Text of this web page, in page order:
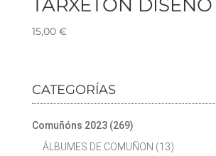
TARXETÓN DISEÑO
15,00 €
CATEGORÍAS
Comuñóns 2023 (269)
ÁLBUMES DE COMUÑON (13)